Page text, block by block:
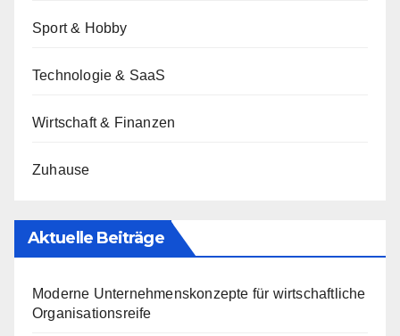
Sport & Hobby
Technologie & SaaS
Wirtschaft & Finanzen
Zuhause
Aktuelle Beiträge
Moderne Unternehmenskonzepte für wirtschaftliche
Organisationsreife